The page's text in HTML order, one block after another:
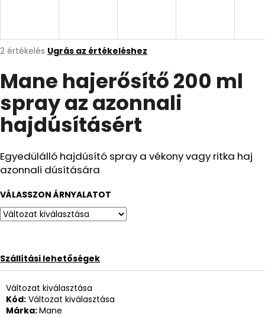
A
átlagos
értékelése
ből
5,0
csillag.
2 értékelés Ugrás az értékeléshez
Mane hajerősítő 200 ml
spray az azonnali
hajdúsításért
Egyedülálló hajdúsító spray a vékony vagy ritka haj
azonnali dúsítására
VÁLASSZON ÁRNYALATOT
Szállítási lehetőségek
Változat kiválasztása
Kód: Változat kiválasztása
Márka:Mane
A
j
n
l
j
u
k
MANE
UTAZÓKÉSZLET
AZONNALI
HAJDÚSÍTÁSÉRT
16.370